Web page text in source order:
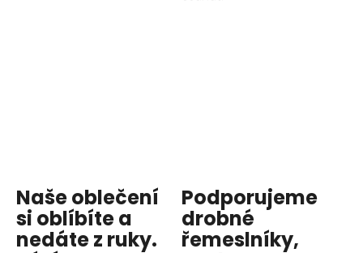
Naše oblečení
si oblíbíte a
nedáte z ruky.
Podporujeme
drobné
řemeslníky,